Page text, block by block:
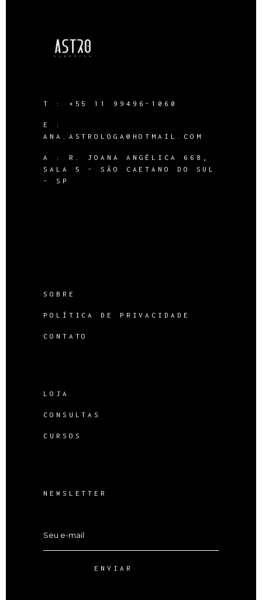
T : +55 11 99496-1060
E :
ANA.ASTROLOGA@HOTMAIL.COM
A :
R. JOANA ANGÉLICA 668,
SALA 5 - SÃO CAETANO DO SUL
- SP
SOBRE
POLÍTICA DE PRIVACIDADE
CONTATO
LOJA
CONSULTAS
CURSOS
NEWSLETTER
ENVIAR